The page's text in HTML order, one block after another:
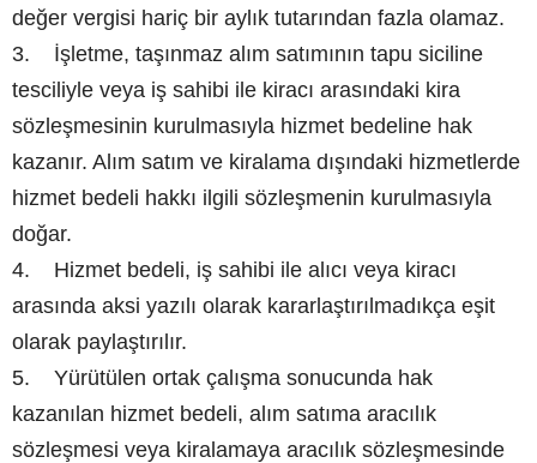
değer vergisi hariç bir aylık tutarından fazla olamaz.
3. İşletme, taşınmaz alım satımının tapu siciline
tesciliyle veya iş sahibi ile kiracı arasındaki kira
sözleşmesinin kurulmasıyla hizmet bedeline hak
kazanır. Alım satım ve kiralama dışındaki hizmetlerde
hizmet bedeli hakkı ilgili sözleşmenin kurulmasıyla
doğar.
4. Hizmet bedeli, iş sahibi ile alıcı veya kiracı
arasında aksi yazılı olarak kararlaştırılmadıkça eşit
olarak paylaştırılır.
5. Yürütülen ortak çalışma sonucunda hak
kazanılan hizmet bedeli, alım satıma aracılık
sözleşmesi veya kiralamaya aracılık sözleşmesinde